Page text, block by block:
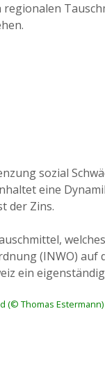
regionalen
sozial
eine
der Zins.
(INWO) auf
ein
(© Thomas Estermann)